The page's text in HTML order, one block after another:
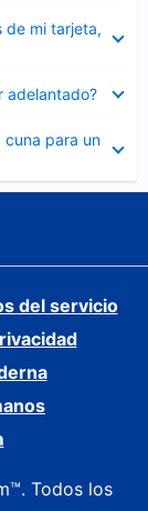
de mi tarjeta,
adelantado?
cuna para un
del servicio
Todos los